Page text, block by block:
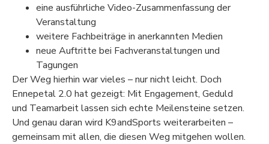
eine ausführliche Video-Zusammenfassung der
Veranstaltung
weitere Fachbeiträge in anerkannten Medien
neue Auftritte bei Fachveranstaltungen und
Tagungen
Der Weg hierhin war vieles – nur nicht leicht. Doch
Ennepetal 2.0 hat gezeigt: Mit Engagement, Geduld
und Teamarbeit lassen sich echte Meilensteine setzen.
Und genau daran wird K9andSports weiterarbeiten –
gemeinsam mit allen, die diesen Weg mitgehen wollen.